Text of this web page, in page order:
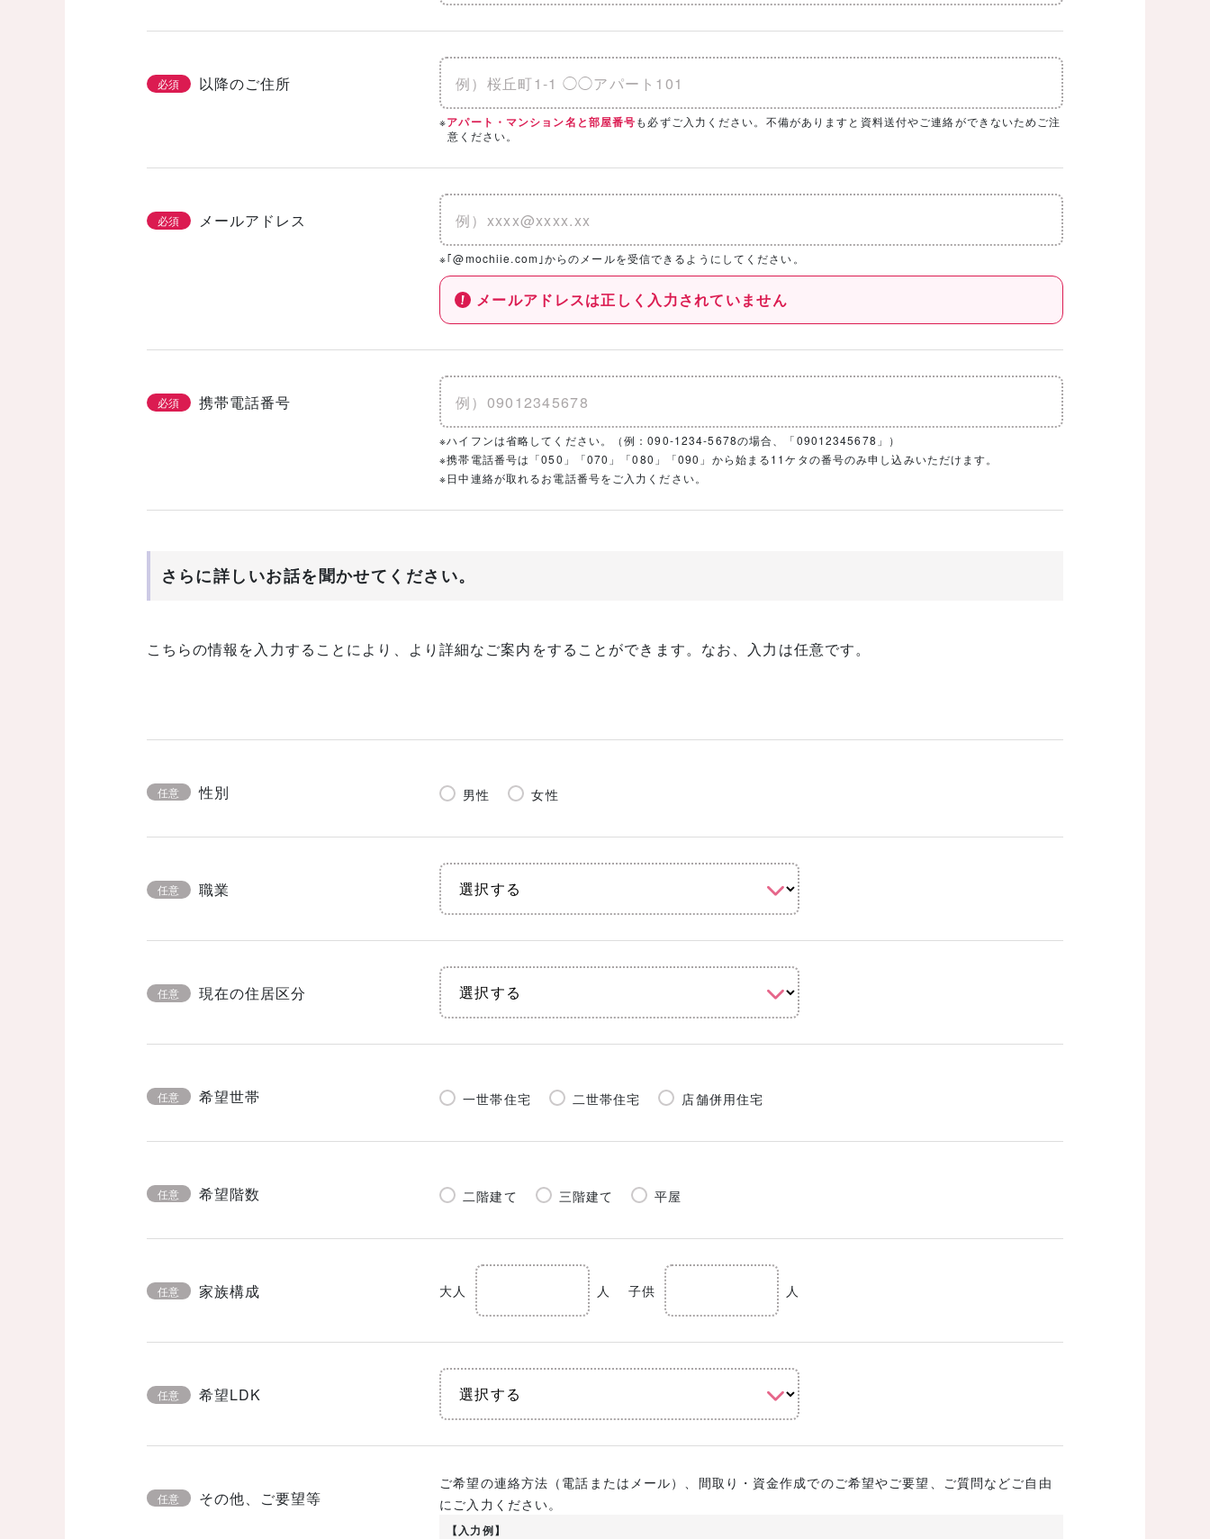
必須 以降のご住所
※アパート・マンション名と部屋番号も必ずご入力ください。不備がありますと資料送付やご連絡ができないためご注
意ください。
必須 メールアドレス
※｢@mochiie.com｣からのメールを受信できるようにしてください。
メールアドレスは正しく入力されていません
必須 携帯電話番号
※ハイフンは省略してください。（例：090-1234-5678の場合、「09012345678」）
※携帯電話番号は「050」「070」「080」「090」から始まる11ケタの番号のみ申し込みいただけます。
※日中連絡が取れるお電話番号をご入力ください。
さらに詳しいお話を聞かせてください。
こちらの情報を入力することにより、より詳細なご案内をすることができます。なお、入力は任意です。
任意 性別 男性 女性
任意 職業
任意 現在の住居区分
任意 希望世帯 一世帯住宅 二世帯住宅 店舗併用住宅
任意 希望階数 二階建て 三階建て 平屋
任意 家族構成 大人 人 子供 人
任意 希望LDK
任意 その他、ご要望等
ご希望の連絡方法（電話またはメール）、間取り・資金作成でのご希望やご要望、ご質問などご自由
にご入力ください。
【入力例】